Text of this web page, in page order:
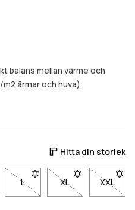
balans mellan värme och
ärmar och huva).
Hitta din storlek
Klicka för att bli meddelad när
L- Storlek L är inte tillgänglig.
XL- Storlek XL är
XXL
-